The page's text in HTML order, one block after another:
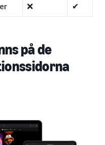
❌ ✔
på de